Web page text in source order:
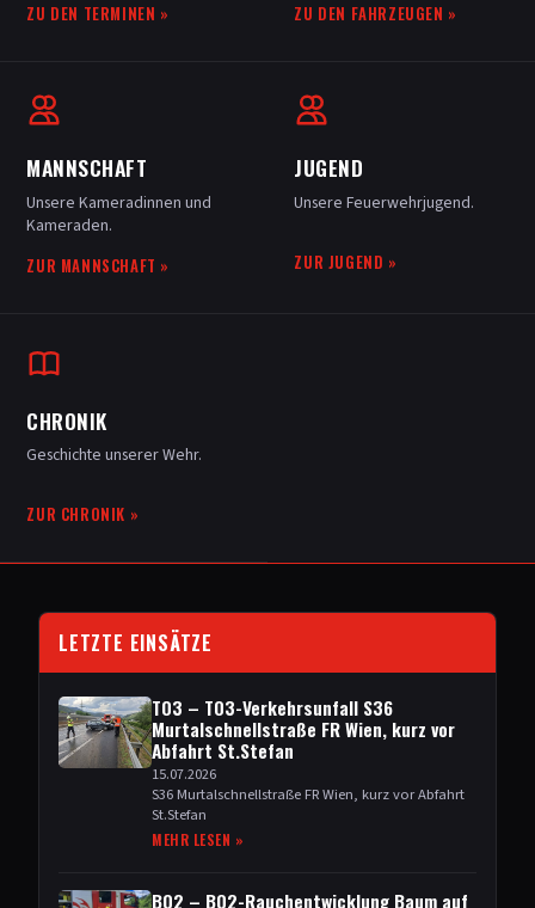
ZU DEN TERMINEN » ZU DEN FAHRZEUGEN »
MANNSCHAFT
Unsere Kameradinnen und
Kameraden.
ZUR MANNSCHAFT »
JUGEND
Unsere Feuerwehrjugend.
ZUR JUGEND »
CHRONIK
Geschichte unserer Wehr.
ZUR CHRONIK »
LETZTE EINSÄTZE
T03 – T03-Verkehrsunfall S36
Murtalschnellstraße FR Wien, kurz vor
Abfahrt St.Stefan
15.07.2026
S36 Murtalschnellstraße FR Wien, kurz vor Abfahrt
St.Stefan
MEHR LESEN »
B02 – B02-Rauchentwicklung Baum auf